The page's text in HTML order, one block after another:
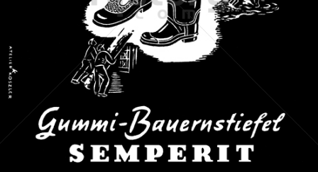
Semperit Aktiengesellschaft Holding 1949